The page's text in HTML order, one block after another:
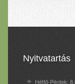
Nyitvatartás
Hétfő-Péntek: